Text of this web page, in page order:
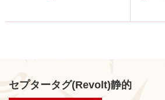
セプタータグ(Revolt)静的